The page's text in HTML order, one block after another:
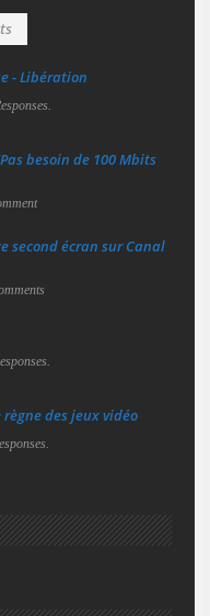
- Libération
besoin de 100 Mbits
second écran sur Canal
règne des jeux vidéo